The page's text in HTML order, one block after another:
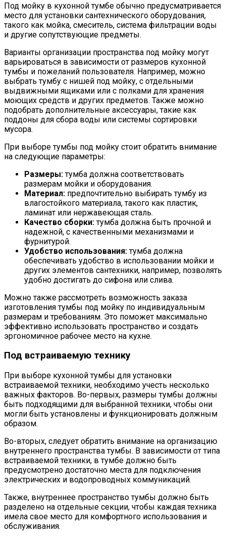
Под мойку в кухонной тумбе обычно предусматривается
место для установки сантехнического оборудования,
такого как мойка, смеситель, система фильтрации воды
и другие сопутствующие предметы.
Варианты организации пространства под мойку могут
варьироваться в зависимости от размеров кухонной
тумбы и пожеланий пользователя. Например, можно
выбрать тумбу с нишей под мойку, с отдельными
выдвижными ящиками или с полками для хранения
моющих средств и других предметов. Также можно
подобрать дополнительные аксессуары, такие как
поддоны для сбора воды или системы сортировки
мусора.
При выборе тумбы под мойку стоит обратить внимание
на следующие параметры:
Размеры:тумба должна соответствовать
размерам мойки и оборудования.
Материал: предпочтительно выбирать тумбу из
влагостойкого материала, такого как пластик,
ламинат или нержавеющая сталь.
Качество сборки:тумба должна быть прочной и
надежной, с качественными механизмами и
фурнитурой.
Удобство использования:тумба должна
обеспечивать удобство в использовании мойки и
других элементов сантехники, например, позволять
удобно достигать до сифона или слива.
Можно также рассмотреть возможность заказа
изготовления тумбы под мойку по индивидуальным
размерам и требованиям. Это поможет максимально
эффективно использовать пространство и создать
эргономичное рабочее место на кухне.
Под встраиваемую технику
При выборе кухонной тумбы для установки
встраиваемой техники, необходимо учесть несколько
важных факторов. Во-первых, размеры тумбы должны
быть подходящими для выбранной техники, чтобы они
могли быть установлены и функционировать должным
образом.
Во-вторых, следует обратить внимание на организацию
внутреннего пространства тумбы. В зависимости от типа
встраиваемой техники, в тумбе должно быть
предусмотрено достаточно места для подключения
электрических и водопроводных коммуникаций.
Также, внутреннее пространство тумбы должно быть
разделено на отдельные секции, чтобы каждая техника
имела свое место для комфортного использования и
обслуживания.